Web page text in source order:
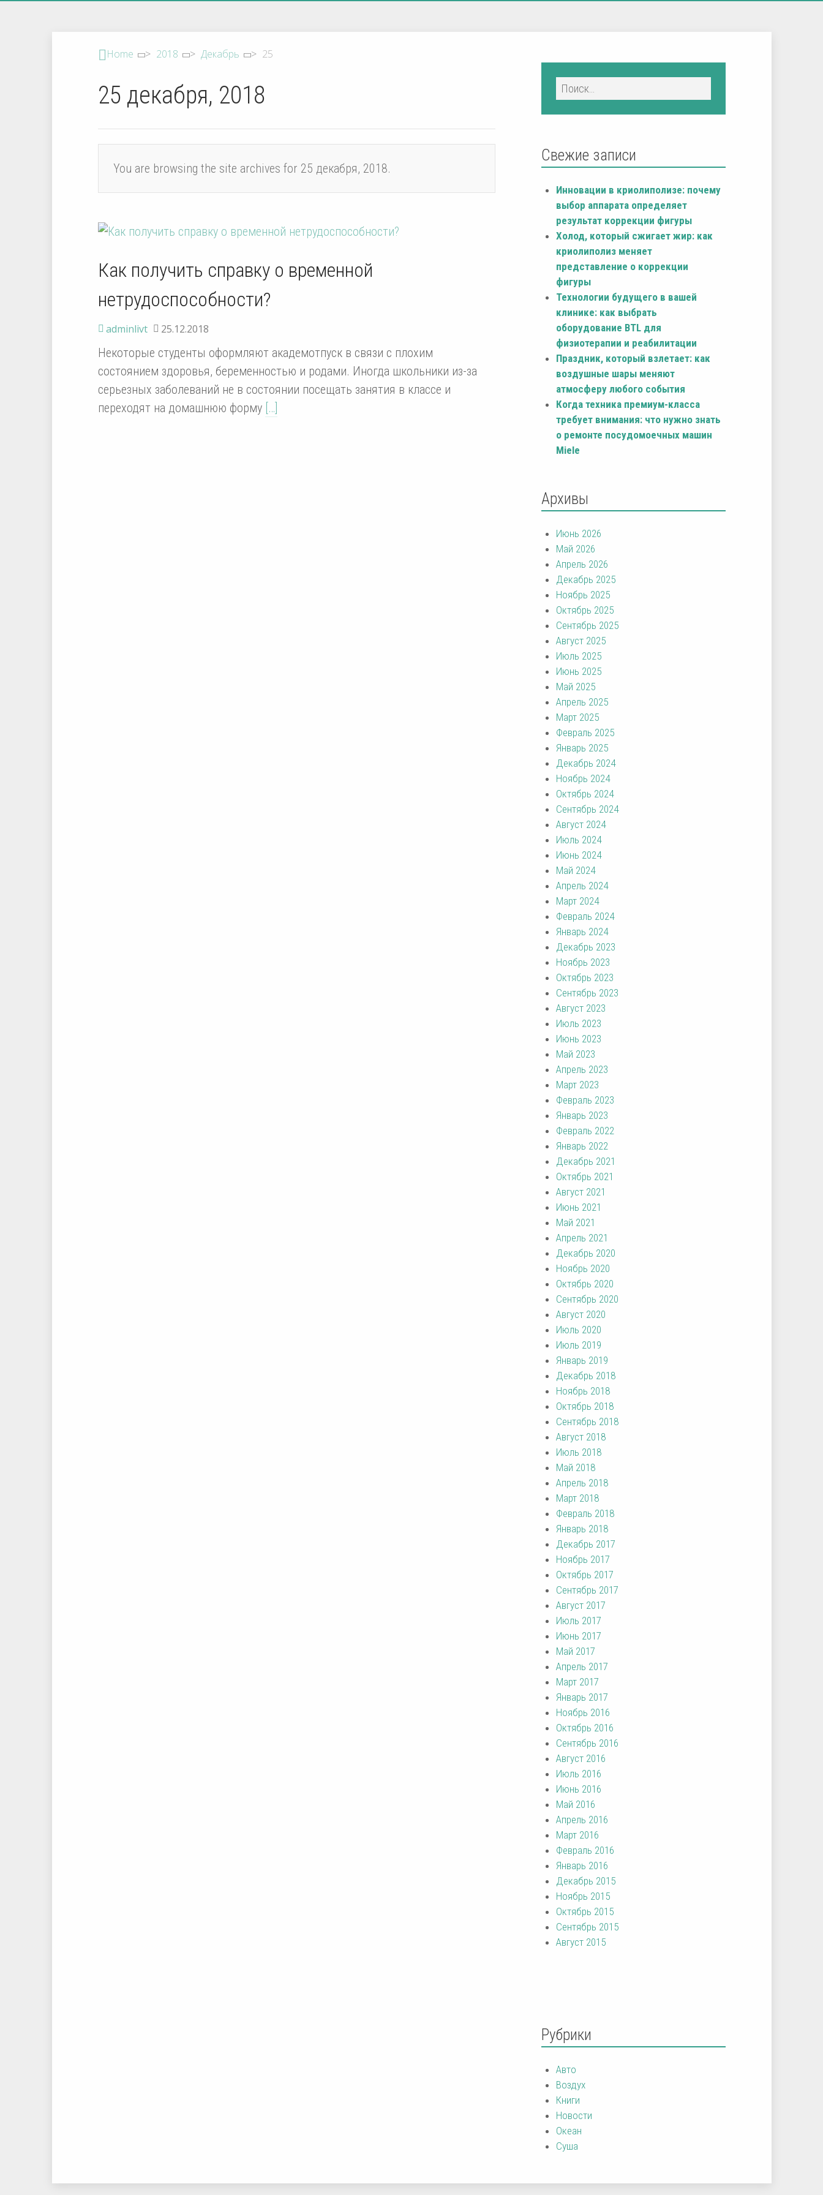
Home > 2018 > Декабрь > 25
25 декабря, 2018
You are browsing the site archives for 25 декабря, 2018.
Как получить справку о временной
нетрудоспособности?
adminlivt 25.12.2018
Некоторые студенты оформляют академотпуск в связи с плохим
состоянием здоровья, беременностью и родами. Иногда школьники из-за
серьезных заболеваний не в состоянии посещать занятия в классе и
переходят на домашнюю форму […]
Свежие записи
Инновации в криолиполизе: почему
выбор аппарата определяет
результат коррекции фигуры
Холод, который сжигает жир: как
криолиполиз меняет
представление о коррекции
фигуры
Технологии будущего в вашей
клинике: как выбрать
оборудование BTL для
физиотерапии и реабилитации
Праздник, который взлетает: как
воздушные шары меняют
атмосферу любого события
Когда техника премиум-класса
требует внимания: что нужно знать
о ремонте посудомоечных машин
Miele
Архивы
Июнь 2026
Май 2026
Апрель 2026
Декабрь 2025
Ноябрь 2025
Октябрь 2025
Сентябрь 2025
Август 2025
Июль 2025
Июнь 2025
Май 2025
Апрель 2025
Март 2025
Февраль 2025
Январь 2025
Декабрь 2024
Ноябрь 2024
Октябрь 2024
Сентябрь 2024
Август 2024
Июль 2024
Июнь 2024
Май 2024
Апрель 2024
Март 2024
Февраль 2024
Январь 2024
Декабрь 2023
Ноябрь 2023
Октябрь 2023
Сентябрь 2023
Август 2023
Июль 2023
Июнь 2023
Май 2023
Апрель 2023
Март 2023
Февраль 2023
Январь 2023
Февраль 2022
Январь 2022
Декабрь 2021
Октябрь 2021
Август 2021
Июнь 2021
Май 2021
Апрель 2021
Декабрь 2020
Ноябрь 2020
Октябрь 2020
Сентябрь 2020
Август 2020
Июль 2020
Июль 2019
Январь 2019
Декабрь 2018
Ноябрь 2018
Октябрь 2018
Сентябрь 2018
Август 2018
Июль 2018
Май 2018
Апрель 2018
Март 2018
Февраль 2018
Январь 2018
Декабрь 2017
Ноябрь 2017
Октябрь 2017
Сентябрь 2017
Август 2017
Июль 2017
Июнь 2017
Май 2017
Апрель 2017
Март 2017
Январь 2017
Ноябрь 2016
Октябрь 2016
Сентябрь 2016
Август 2016
Июль 2016
Июнь 2016
Май 2016
Апрель 2016
Март 2016
Февраль 2016
Январь 2016
Декабрь 2015
Ноябрь 2015
Октябрь 2015
Сентябрь 2015
Август 2015
Рубрики
Авто
Воздух
Книги
Новости
Океан
Суша